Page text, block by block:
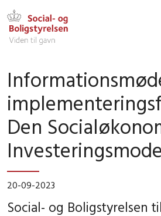
Den
20-09-2023
Social- og Boligstyrelsen